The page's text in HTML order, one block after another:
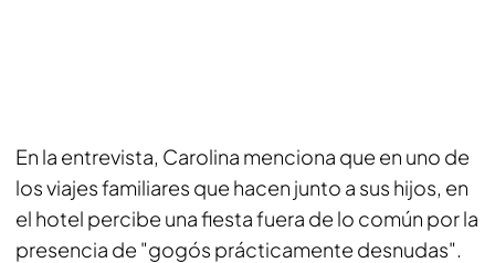
En la entrevista, Carolina menciona que en uno de
los viajes familiares que hacen junto a sus hijos, en
el hotel percibe una fiesta fuera de lo común por la
presencia de "gogós prácticamente desnudas".